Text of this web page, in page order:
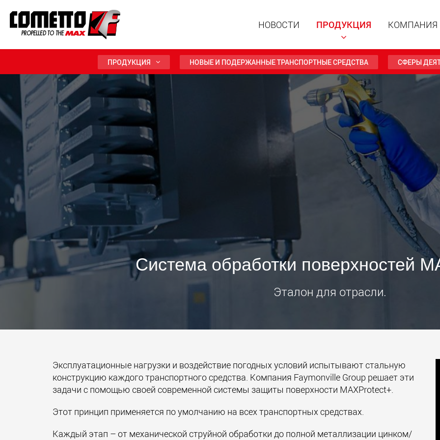
до 500 т
для
НОВОСТИ ПРОДУКЦИЯ КОМПАНИЯ
ПРОДУКЦИЯ НОВЫЕ И ПОДЕРЖАННЫЕ ТРАНСПОРТНЫЕ СРЕДСТВА СФЕРЫ
Система обработки поверхностей
Эталон для отрасли.
Эксплуатационные нагрузки и воздействие погодных условий испытывают стальную
конструкцию каждого транспортного средства. Компания Faymonville Group решает эти
задачи с помощью своей современной системы защиты поверхности MAXProtect+.
Этот принцип применяется по умолчанию на всех транспортных средствах.
Каждый этап – от механической струйной обработки до полной металлизации цинком/